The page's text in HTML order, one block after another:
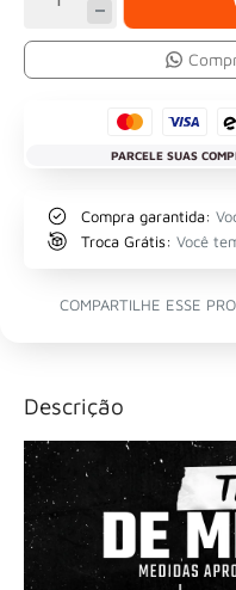
PARCELE SUAS
Compra garantida:
Troca Grátis: Você
COMPARTILHE ESSE
Descrição